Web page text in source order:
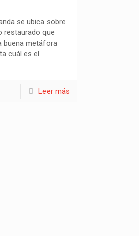
se ubica sobre
restaurado que
buena metáfora
cuál es el
Leer más